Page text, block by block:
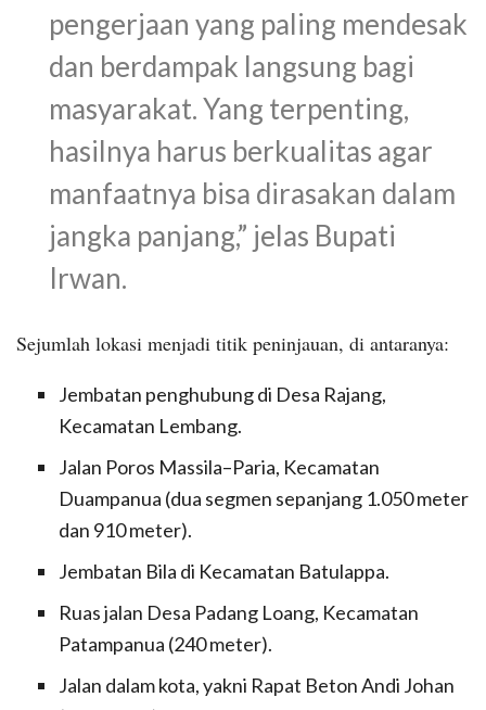
pengerjaan yang paling mendesak
dan berdampak langsung bagi
masyarakat. Yang terpenting,
hasilnya harus berkualitas agar
manfaatnya bisa dirasakan dalam
jangka panjang,” jelas Bupati
Irwan.
Sejumlah lokasi menjadi titik peninjauan, di antaranya:
Jembatan penghubung di Desa Rajang,
Kecamatan Lembang.
Jalan Poros Massila–Paria, Kecamatan
Duampanua (dua segmen sepanjang 1.050 meter
dan 910 meter).
Jembatan Bila di Kecamatan Batulappa.
Ruas jalan Desa Padang Loang, Kecamatan
Patampanua (240 meter).
Jalan dalam kota, yakni Rapat Beton Andi Johan